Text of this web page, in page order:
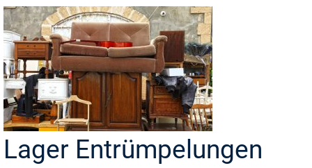
Lager Entrümpelungen